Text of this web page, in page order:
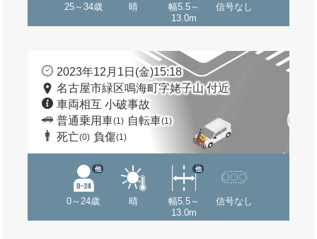
25～34歳 晴
幅5.5～
13.0m
信号なし
2023年12月1日(金)15:18
名古屋市緑区鳴海町字姥子山 付近
車両相互 小破事故
普通乗用車(1) 自転車(1)
死亡(0) 負傷(1)
0～24歳
他
晴
幅5.5～
13.0m
他
信号なし